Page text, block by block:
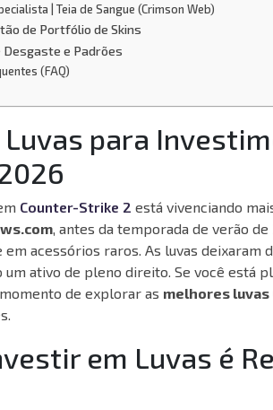
| Teia de Sangue (Crimson Web)
de Portfólio de Skins
Desgaste e Padrões
(FAQ)
para
Counter-Strike 2 está vivenciando
, antes da temporada de verão
acessórios raros. As luvas deixaram
um ativo de pleno direito. Se você está
de explorar as melhores luvas
em Luvas é